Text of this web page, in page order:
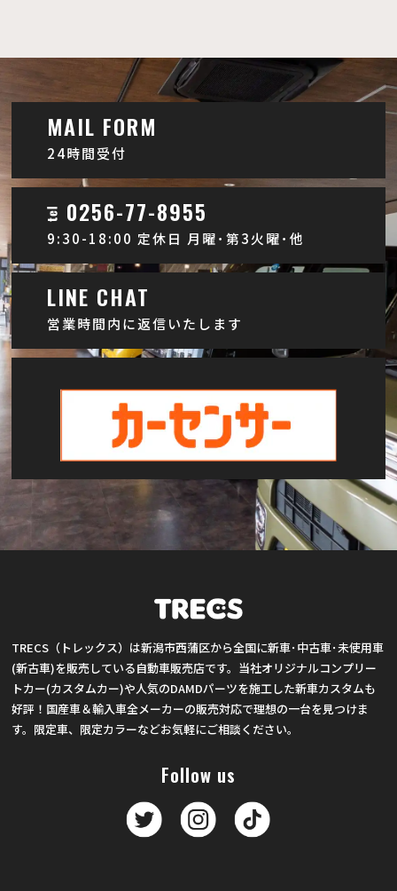
MAIL FORM
24時間受付
0256-77-8955
9:30-18:00 定休日 月曜･第3火曜･他
LINE CHAT
営業時間内に返信いたします
TRECS（トレックス）は新潟市西蒲区から全国に新車･中古車･未使用車
(新古車)を販売している自動車販売店です。当社オリジナルコンプリー
トカー(カスタムカー)や人気のDAMDパーツを施工した新車カスタムも
好評！国産車＆輸入車全メーカーの販売対応で理想の一台を見つけま
す。限定車、限定カラーなどお気軽にご相談ください。
Follow us